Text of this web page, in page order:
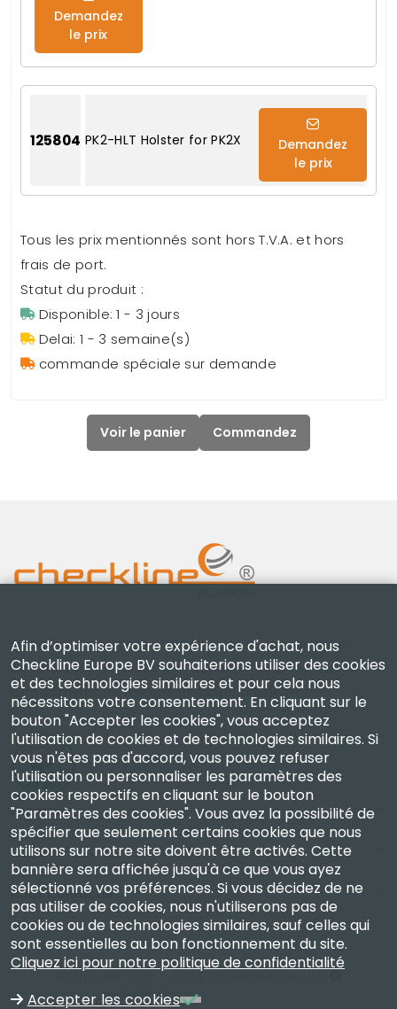
Demandez
le prix
125804 PK2-HLT Holster for PK2X
Demandez
le prix
Tous les prix mentionnés sont hors T.V.A. et hors
frais de port.
Statut du produit :
Disponible: 1 - 3 jours
Delai: 1 - 3 semaine(s)
commande spéciale sur demande
Voir le panier Commandez
Checkline Europe B.V. — spécialistes de la fourniture,
de l'étalonnage, de la certification et de la réparation
d'instruments de mesure de haute précision.
Entreprise
Compte
Nous Contacter
Copyright 2003 - 2026 Checkline Europe
N° TVA NL850630721B01
Afin d’optimiser votre expérience d'achat, nous
Checkline Europe BV souhaiterions utiliser des cookies
et des technologies similaires et pour cela nous
nécessitons votre consentement. En cliquant sur le
bouton "Accepter les cookies", vous acceptez
l'utilisation de cookies et de technologies similaires. Si
vous n'êtes pas d'accord, vous pouvez refuser
l'utilisation ou personnaliser les paramètres des
cookies respectifs en cliquant sur le bouton
"Paramètres des cookies". Vous avez la possibilité de
spécifier que seulement certains cookies que nous
utilisons sur notre site doivent être activés. Cette
bannière sera affichée jusqu'à ce que vous ayez
sélectionné vos préférences. Si vous décidez de ne
pas utiliser de cookies, nous n'utiliserons pas de
cookies ou de technologies similaires, sauf celles qui
sont essentielles au bon fonctionnement du site.
Cliquez ici pour notre politique de confidentialité
Accepter les cookies